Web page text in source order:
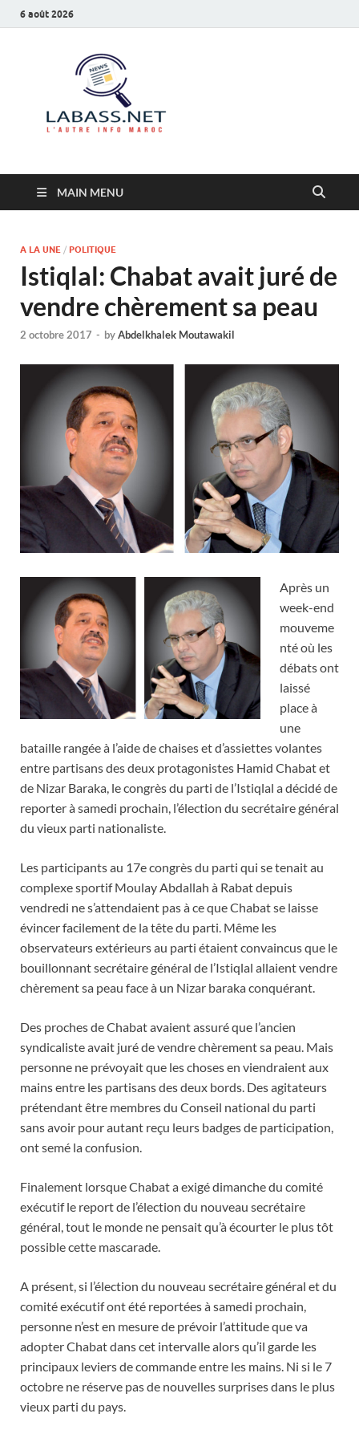
6 août 2026
MAIN MENU
A LA UNE / POLITIQUE
Istiqlal: Chabat avait juré de
vendre chèrement sa peau
2 octobre 2017 - byAbdelkhalek Moutawakil
Après un
week-end
mouveme
nté où les
débats ont
laissé
place à
une
bataille rangée à l’aide de chaises et d’assiettes volantes
entre partisans des deux protagonistes Hamid Chabat et
de Nizar Baraka, le congrès du parti de l’Istiqlal a décidé de
reporter à samedi prochain, l’élection du secrétaire général
du vieux parti nationaliste.
Les participants au 17e congrès du parti qui se tenait au
complexe sportif Moulay Abdallah à Rabat depuis
vendredi ne s’attendaient pas à ce que Chabat se laisse
évincer facilement de la tête du parti. Même les
observateurs extérieurs au parti étaient convaincus que le
bouillonnant secrétaire général de l’Istiqlal allaient vendre
chèrement sa peau face à un Nizar baraka conquérant.
Des proches de Chabat avaient assuré que l’ancien
syndicaliste avait juré de vendre chèrement sa peau. Mais
personne ne prévoyait que les choses en viendraient aux
mains entre les partisans des deux bords. Des agitateurs
prétendant être membres du Conseil national du parti
sans avoir pour autant reçu leurs badges de participation,
ont semé la confusion.
Finalement lorsque Chabat a exigé dimanche du comité
exécutif le report de l’élection du nouveau secrétaire
général, tout le monde ne pensait qu’à écourter le plus tôt
possible cette mascarade.
A présent, si l’élection du nouveau secrétaire général et du
comité exécutif ont été reportées à samedi prochain,
personne n’est en mesure de prévoir l’attitude que va
adopter Chabat dans cet intervalle alors qu’il garde les
principaux leviers de commande entre les mains. Ni si le 7
octobre ne réserve pas de nouvelles surprises dans le plus
vieux parti du pays.